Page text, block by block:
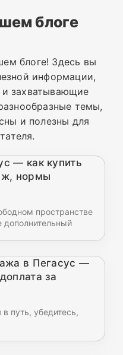
блоге
блоге! Здесь вы
информации,
и захватывающие
темы,
и полезны для
— как купить
нормы
пространстве
дополнительный
в Пегасус —
за
путь, убедитесь,